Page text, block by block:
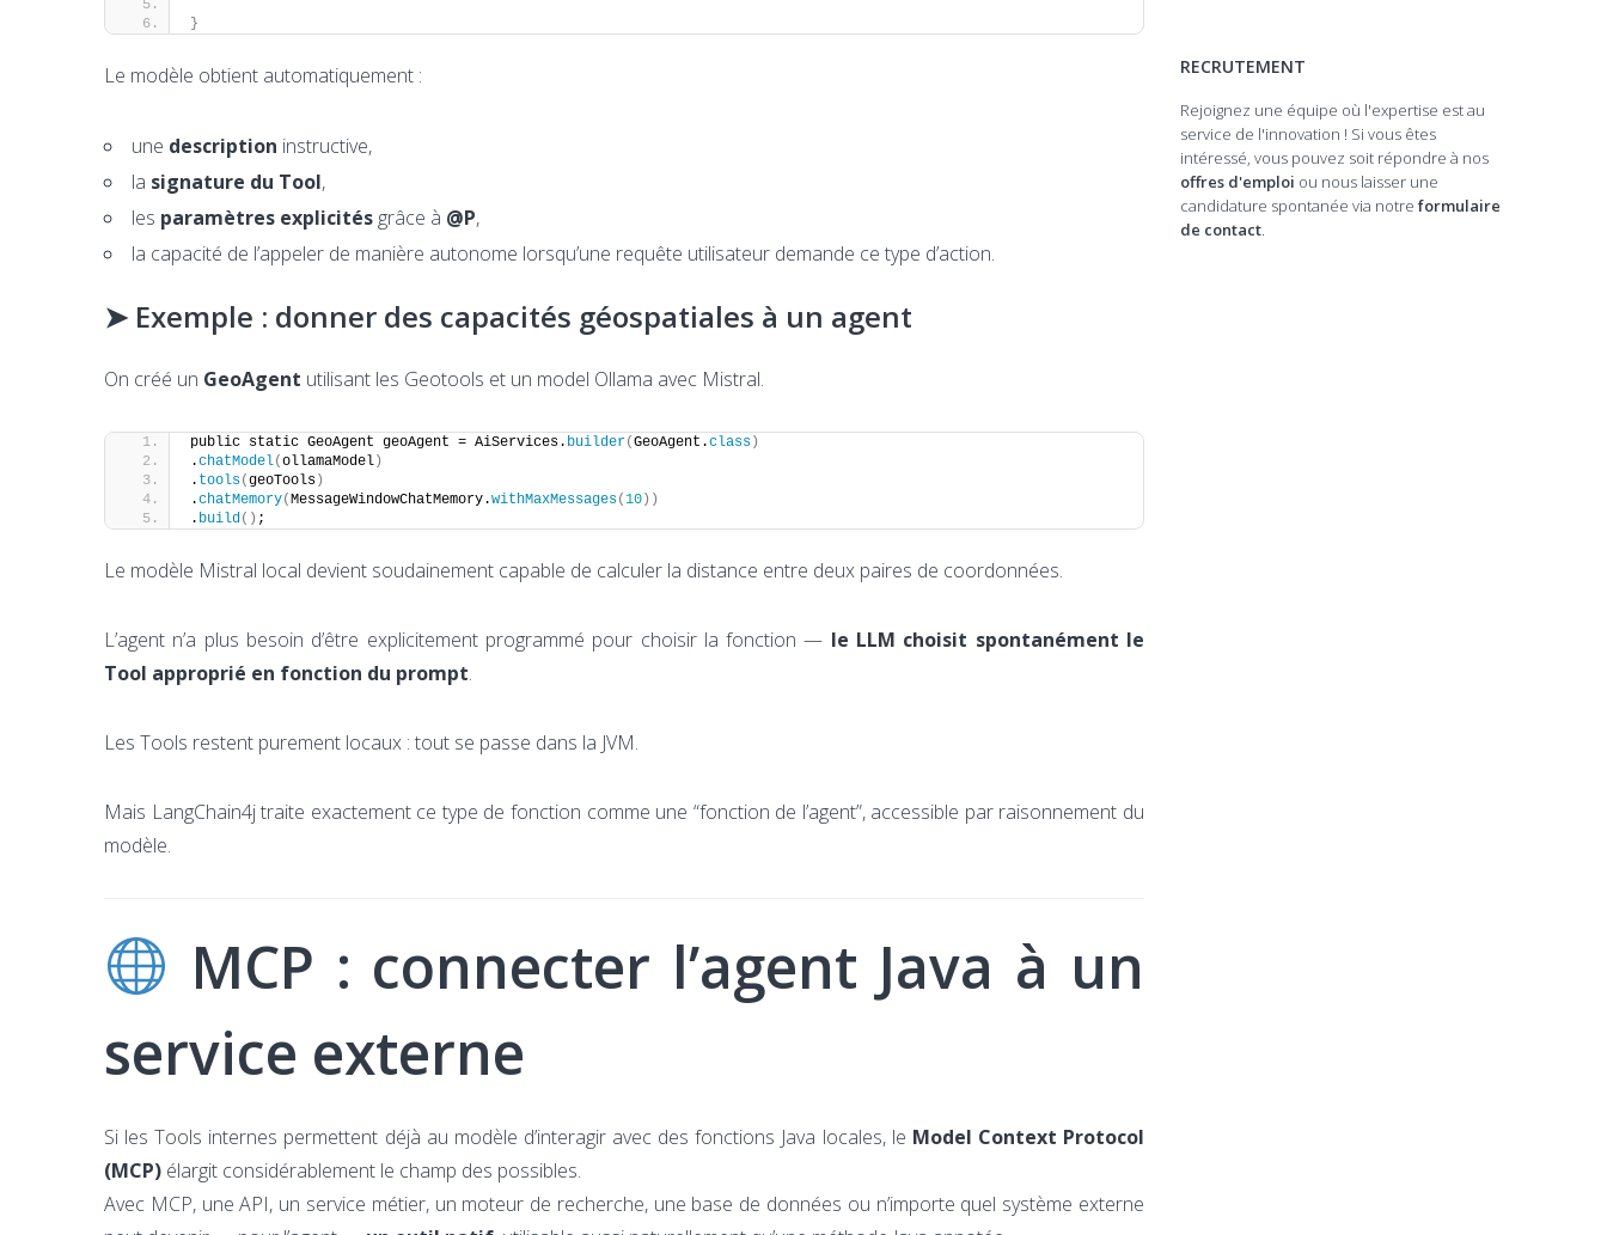
}
Le modèle obtient automatiquement :
une description instructive,
la signature du Tool,
les paramètres explicités grâce à @P,
la capacité de l’appeler de manière autonome lorsqu’une requête utilisateur demande ce type d’action.
➤ Exemple : donner des capacités géospatiales à un agent
On créé un GeoAgent utilisant les Geotools et un model Ollama avec Mistral.
public static GeoAgent geoAgent = AiServices. builder(GeoAgent.class )
.chatModel(ollamaModel )
. tools(geoTools )
.chatMemory(MessageWindowChatMemory.withMaxMessages(10 ))
. build() ;
Le modèle Mistral local devient soudainement capable de calculer la distance entre deux paires de coordonnées.
L’agent n’a plus besoin d’être explicitement programmé pour choisir la fonction — le LLM choisit spontanément le
Tool approprié en fonction du prompt.
Les Tools restent purement locaux : tout se passe dans la JVM.
Mais LangChain4j traite exactement ce type de fonction comme une “fonction de l’agent”, accessible par raisonnement du
modèle.
MCP : connecter l’agent Java à un
service externe
Si les Tools internes permettent déjà au modèle d’interagir avec des fonctions Java locales, le Model Context Protocol
(MCP) élargit considérablement le champ des possibles.
Avec MCP, une API, un service métier, un moteur de recherche, une base de données ou n’importe quel système externe
RECRUTEMENT
Rejoignez une équipe où l'expertise est au
service de l'innovation ! Si vous êtes
intéressé, vous pouvez soit répondre à nos
offres d'emploi ou nous laisser une
candidature spontanée via notre formulaire
de contact.